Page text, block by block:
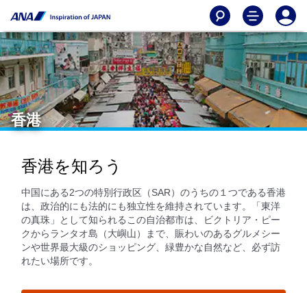
香港
香港を知ろう
中国にある2つの特別行政区（SAR）のうちの１つである香港
は、政治的にも法的にも独立性を維持されています。「東洋
の真珠」として知られるこの自治都市は、ビクトリア・ピー
クからランタオ島（大嶼山）まで、賑わいのあるグルメシー
ンや世界最大級のショッピング、緑豊かな自然など、必ず訪
れたい場所です。